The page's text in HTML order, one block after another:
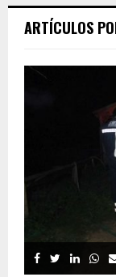
ARTÍCULOS